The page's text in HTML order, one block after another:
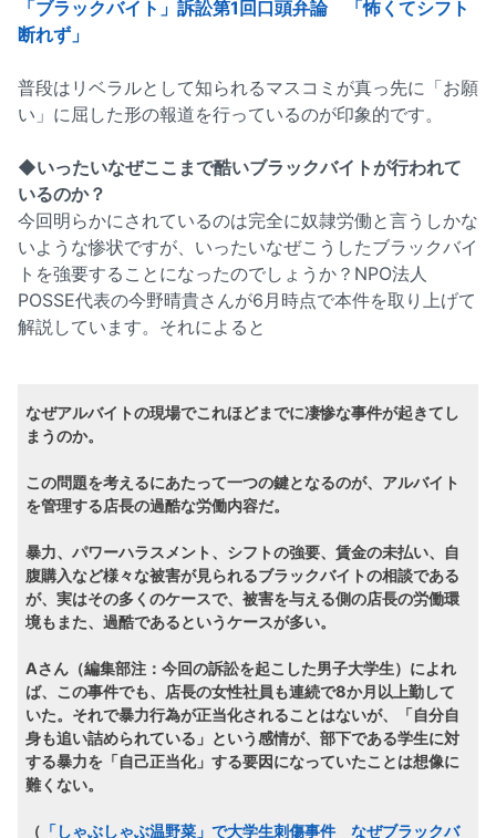
「ブラックバイト」訴訟第1回口頭弁論 「怖くてシフト
断れず」
普段はリベラルとして知られるマスコミが真っ先に「お願
い」に屈した形の報道を行っているのが印象的です。
◆いったいなぜここまで酷いブラックバイトが行われて
いるのか？
今回明らかにされているのは完全に奴隷労働と言うしかな
いような惨状ですが、いったいなぜこうしたブラックバイ
トを強要することになったのでしょうか？NPO法人
POSSE代表の今野晴貴さんが6月時点で本件を取り上げて
解説しています。それによると
なぜアルバイトの現場でこれほどまでに凄惨な事件が起きてし
まうのか。
この問題を考えるにあたって一つの鍵となるのが、アルバイト
を管理する店長の過酷な労働内容だ。
暴力、パワーハラスメント、シフトの強要、賃金の未払い、自
腹購入など様々な被害が見られるブラックバイトの相談である
が、実はその多くのケースで、被害を与える側の店長の労働環
境もまた、過酷であるというケースが多い。
Aさん（編集部注：今回の訴訟を起こした男子大学生）によれ
ば、この事件でも、店長の女性社員も連続で8か月以上勤して
いた。それで暴力行為が正当化されることはないが、「自分自
身も追い詰められている」という感情が、部下である学生に対
する暴力を「自己正当化」する要因になっていたことは想像に
難くない。
（ 「しゃぶしゃぶ温野菜」で大学生刺傷事件 なぜブラックバ